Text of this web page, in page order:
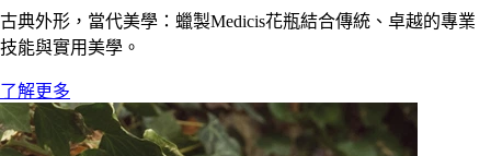
古典外形，當代美學：蠟製Medicis花瓶結合傳統、卓越的專業
技能與實用美學。
了解更多